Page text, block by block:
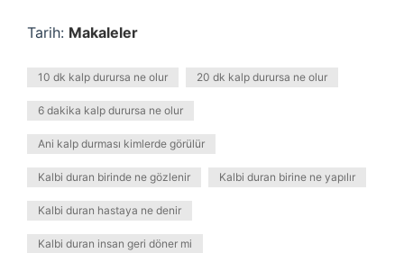
Tarih: Makaleler
10 dk kalp durursa ne olur 20 dk kalp durursa ne olur
6 dakika kalp durursa ne olur
Ani kalp durması kimlerde görülür
Kalbi duran birinde ne gözlenir Kalbi duran birine ne yapılır
Kalbi duran hastaya ne denir
Kalbi duran insan geri döner mi